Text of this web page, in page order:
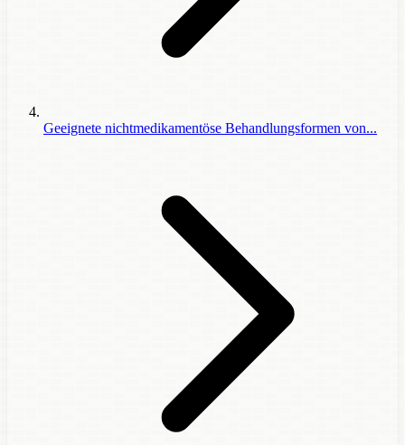
Geeignete nichtmedikamentöse Behandlungsformen von...